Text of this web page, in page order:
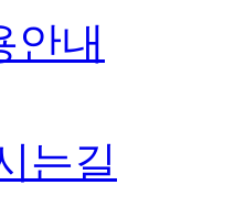
안내
는길